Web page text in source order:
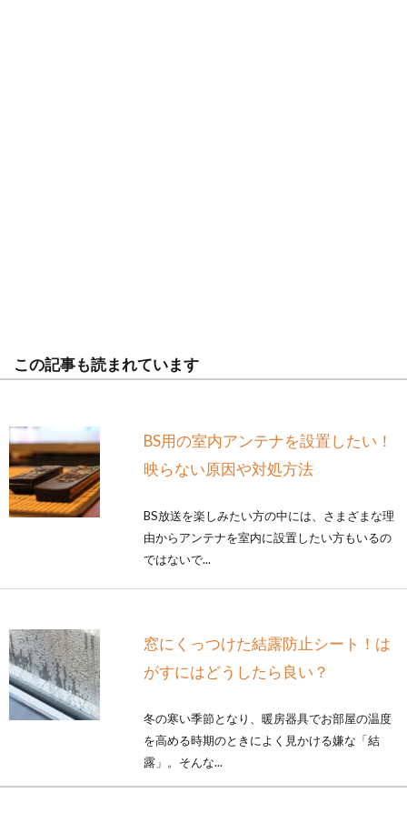
この記事も読まれています
BS用の室内アンテナを設置したい！
映らない原因や対処方法
BS放送を楽しみたい方の中には、さまざまな理
由からアンテナを室内に設置したい方もいるの
ではないで...
窓にくっつけた結露防止シート！は
がすにはどうしたら良い？
冬の寒い季節となり、暖房器具でお部屋の温度
を高める時期のときによく見かける嫌な「結
露」。そんな...